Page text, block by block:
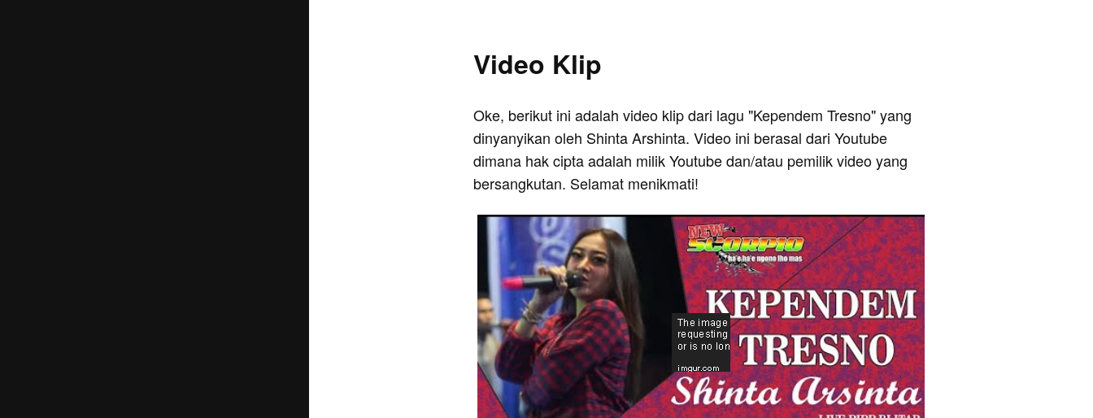
Video Klip
Oke, berikut ini adalah video klip dari lagu "Kependem Tresno" yang
dinyanyikan oleh Shinta Arshinta. Video ini berasal dari Youtube
dimana hak cipta adalah milik Youtube dan/atau pemilik video yang
bersangkutan. Selamat menikmati!